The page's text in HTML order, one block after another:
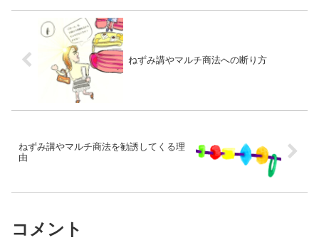
ねずみ講やマルチ商法への断り方
ねずみ講やマルチ商法を勧誘してくる理
由
コメント